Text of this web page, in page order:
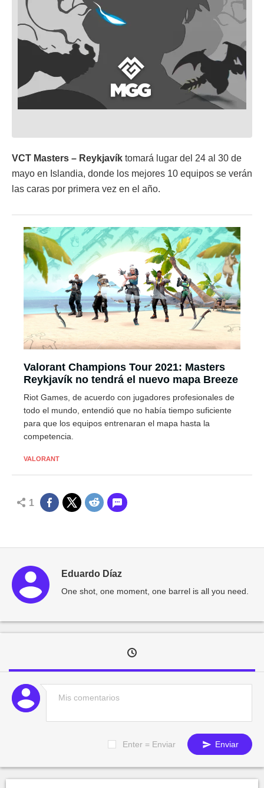
VCT Masters – Reykjavík tomará lugar del 24 al 30 de
mayo en Islandia, donde los mejores 10 equipos se verán
las caras por primera vez en el año.
Valorant Champions Tour 2021: Masters
Reykjavík no tendrá el nuevo mapa Breeze
Riot Games, de acuerdo con jugadores profesionales de
todo el mundo, entendió que no había tiempo suficiente
para que los equipos entrenaran el mapa hasta la
competencia.
VALORANT
1
Eduardo Díaz
One shot, one moment, one barrel is all you need.
Enter = Enviar Enviar